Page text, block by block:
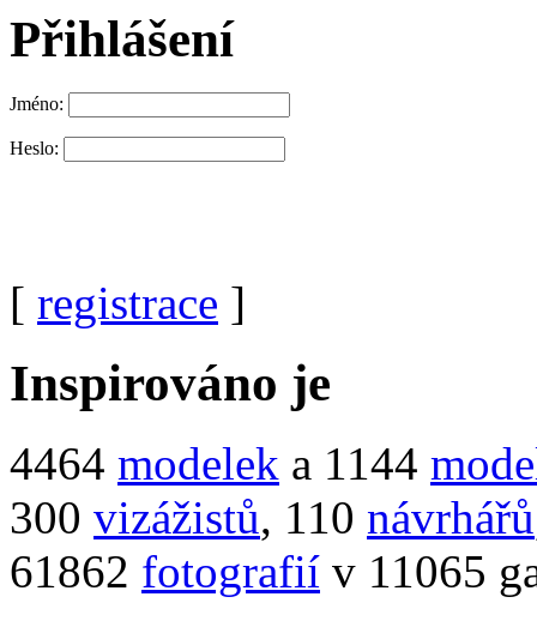
Přihlášení
Jméno:
Heslo:
[ registrace ]
Inspirováno je
4464 modelek a 1144
300 vizážistů, 110 návrhářů
61862 fotografií v 11065